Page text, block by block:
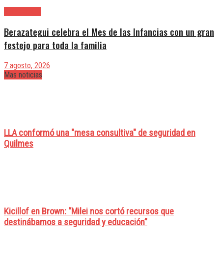
Berazategui celebra el Mes de las Infancias con un gran
festejo para toda la familia
7 agosto, 2026
Mas noticias
LLA conformó una "mesa consultiva" de seguridad en
Quilmes
Kicillof en Brown: “Milei nos cortó recursos que
destinábamos a seguridad y educación”